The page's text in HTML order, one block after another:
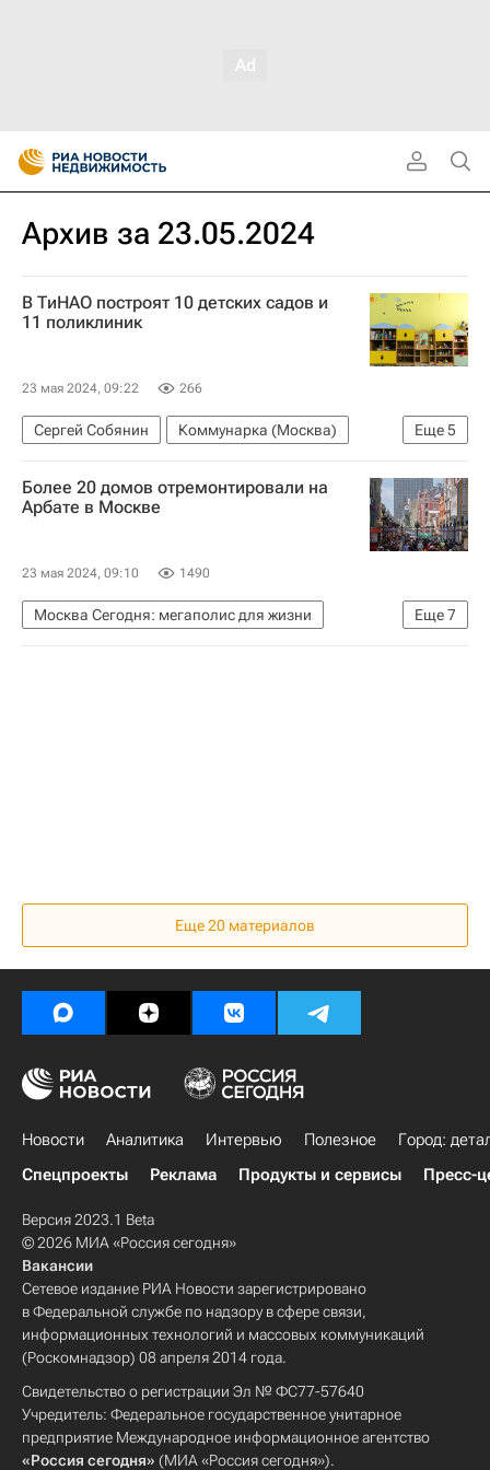
Архив за 23.05.2024
В ТиНАО построят 10 детских садов и
11 поликлиник
23 мая 2024, 09:22 266
Еще5
Сергей Собянин
Коммунарка (Москва)
Щербинка
ТиНАО
Строительство
Социальная инфраструктура
Инфраструктура
Более 20 домов отремонтировали на
Арбате в Москве
23 мая 2024, 09:10 1490
Еще7
Москва Сегодня: мегаполис для жизни
Капремонт в Москве
Михаил Булгаков
Еще 20 материалов
Новости Аналитика Интервью Полезное
Город:
Спецпроекты
Реклама Продукты и сервисы Пресс-
Версия 2023.1 Beta
© 2026 МИА «Россия сегодня»
Вакансии
Сетевое издание РИА Новости зарегистрировано
в Федеральной службе по надзору в сфере связи,
информационных технологий и массовых коммуникаций
(Роскомнадзор) 08 апреля 2014 года.
Свидетельство о регистрации Эл № ФС77-57640
Учредитель: Федеральное государственное унитарное
предприятие Международное информационное агентство
«Россия сегодня» (МИА «Россия сегодня»).